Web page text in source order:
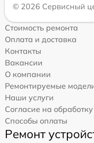
© 2026 Сервисный
Стоимость ремонта
Оплата и доставка
Контакты
Вакансии
О компании
Ремонтируемые
Наши услуги
Согласие на
Способы оплаты
Ремонт